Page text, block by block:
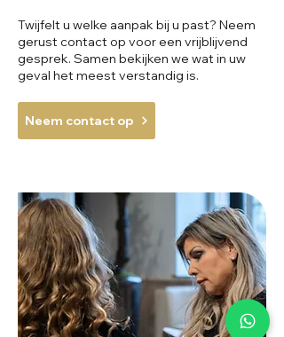
Twijfelt u welke aanpak bij u past? Neem
gerust contact op voor een vrijblijvend
gesprek. Samen bekijken we wat in uw
geval het meest verstandig is.
Neem contact op